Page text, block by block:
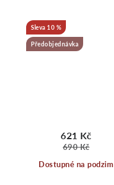
10 %
Předobjednávka
Dostupné na podzim
621 Kč
690 Kč